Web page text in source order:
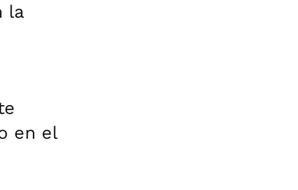
la
en el